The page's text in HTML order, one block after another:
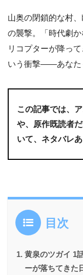
山奥の閉鎖的な村
の襲撃。「時代劇
リコプターが降っ
いう衝撃――あなた
この記事では、
や、原作既読者
いて、ネタバレ
目次
黄泉のツガイ 1
ーが落ちてきた